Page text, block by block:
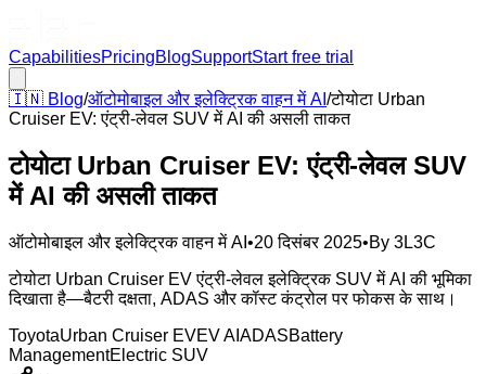
CapabilitiesPricingBlogSupportStart free trial
🇮🇳 Blog/ऑटोमोबाइल और इलेक्ट्रिक वाहन में AI /टोयोटा Urban
Cruiser EV: एंट्री-लेवल SUV में AI की असली ताकत
टोयोटा Urban Cruiser EV: एंट्री-लेवल SUV
में AI की असली ताकत
ऑटोमोबाइल और इलेक्ट्रिक वाहन में AI •20 दिसंबर 2025•By 3L3C
टोयोटा Urban Cruiser EV एंट्री-लेवल इलेक्ट्रिक SUV में AI की भूमिका
दिखाता है—बैटरी दक्षता, ADAS और कॉस्ट कंट्रोल पर फोकस के साथ।
ToyotaUrban Cruiser EVEV AI ADASBattery
ManagementElectric SUV